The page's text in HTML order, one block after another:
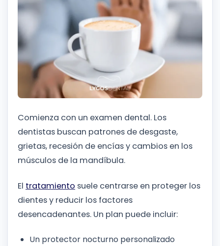
Comienza con un examen dental. Los
dentistas buscan patrones de desgaste,
grietas, recesión de encías y cambios en los
músculos de la mandíbula.
El tratamiento suele centrarse en proteger los
dientes y reducir los factores
desencadenantes. Un plan puede incluir:
Un protector nocturno personalizado